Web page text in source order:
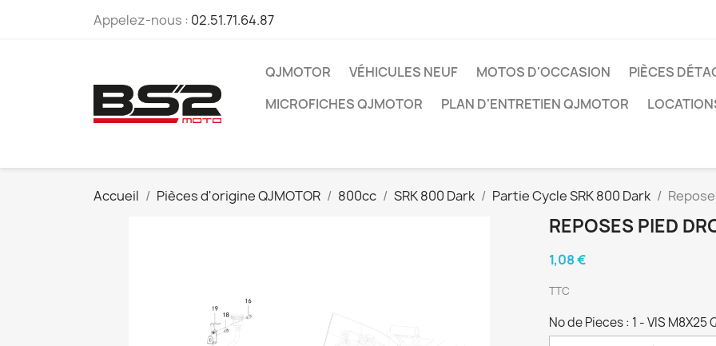
Appelez-nous : 02.51.71.64.87
QJMOTOR VÉHICULES NEUF MOTOS D'OCCASION PIÈCES
MICROFICHES QJMOTOR
PLAN D'ENTRETIEN QJMOTOR
Accueil Pièces d'origine QJMOTOR 800cc SRK 800 Dark Partie Cycle SRK 800 Dark
REPOSES PIED
1,08 €
TTC
No de Pieces : 1 - VIS M8X25